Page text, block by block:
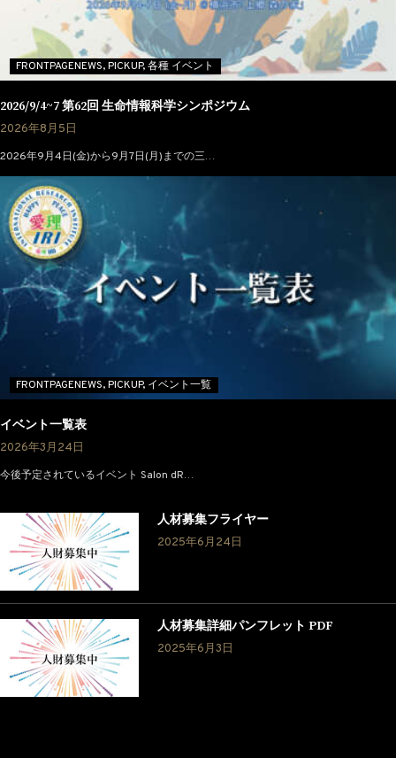
FRONTPAGENEWS,PICKUP,各種 イベント
2026/9/4~7 第62回 生命情報科学シンポジウム
2026年8月5日
2026年9月4日(金)から9月7日(月)までの三…
FRONTPAGENEWS,PICKUP, イベント一覧
イベント一覧表
2026年3月24日
今後予定されているイベント Salon dR…
人材募集フライヤー
2025年6月24日
人材募集詳細パンフレット PDF
2025年6月3日